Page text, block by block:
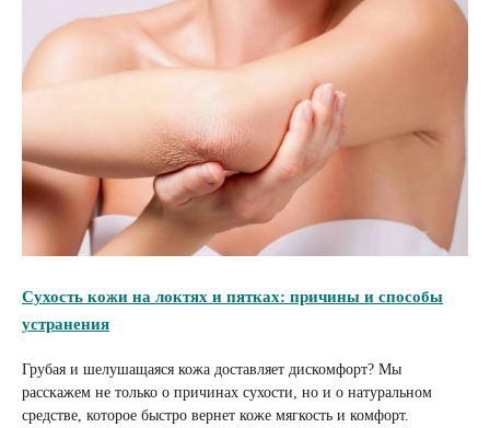
Сухость кожи на локтях и пятках: причины и способы
устранения
Грубая и шелушащаяся кожа доставляет дискомфорт? Мы
расскажем не только о причинах сухости, но и о натуральном
средстве, которое быстро вернет коже мягкость и комфорт.